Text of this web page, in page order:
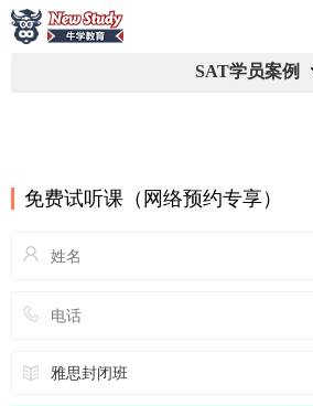
SAT学员案例
免费试听课（网络预约专享）